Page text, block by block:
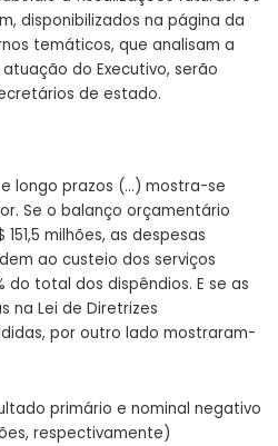
disponibilizados na página da
temáticos, que analisam a
do Executivo, serão
de estado.
longo prazos (…) mostra-se
Se o balanço orçamentário
milhões, as despesas
ao custeio dos serviços
do total dos dispêndios. E se as
na Lei de Diretrizes
por outro lado mostraram-
primário e nominal negativo
respectivamente)